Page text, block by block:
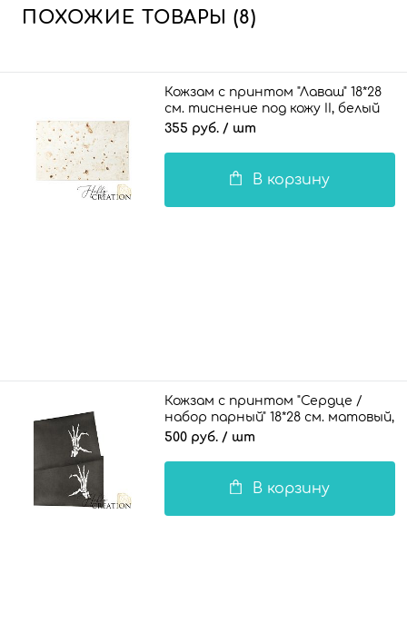
ПОХОЖИЕ ТОВАРЫ (8)
Кожзам с принтом "Лаваш" 18*28
см. тиснение под кожу II, белый
355 руб. / шт
В корзину
Кожзам с принтом "Сердце /
набор парный" 18*28 см. матовый,
графит
500 руб. / шт
В корзину